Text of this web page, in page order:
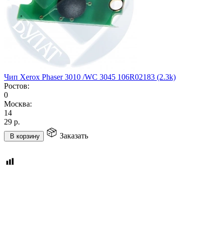
Чип Xerox Phaser 3010 /WC 3045 106R02183 (2.3k)
Ростов:
0
Москва:
14
29 р.
В корзину Заказать